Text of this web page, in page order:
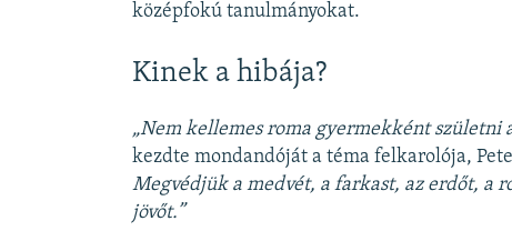
középfokú tanulmányokat.
Kinek a hibája?
„Nem kellemes roma gyermekként születni
kezdte mondandóját a téma felkarolója,
Megvédjük a medvét, a farkast, az erdőt, a
jövőt.”